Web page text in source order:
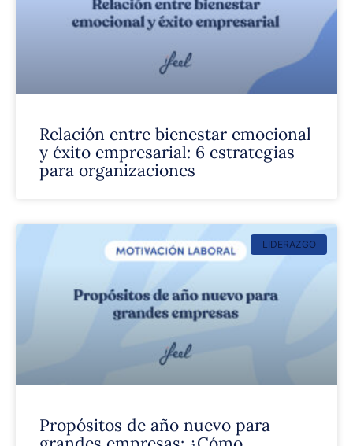
Relación entre bienestar emocional
y éxito empresarial: 6 estrategias
para organizaciones
LIDERAZGO
Propósitos de año nuevo para